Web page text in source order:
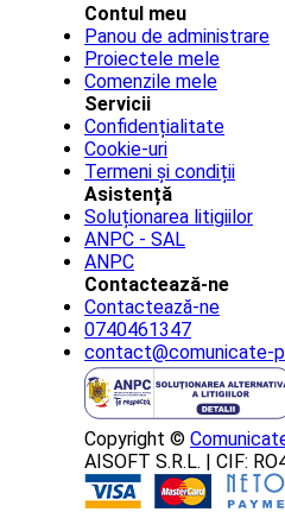
Contul meu
Panou de administrare
Proiectele mele
Comenzile mele
Servicii
Confidențialitate
Cookie-uri
Termeni și condiții
Asistență
Soluționarea litigiilor
ANPC - SAL
ANPC
Contactează-ne
Contactează-ne
0740461347
contact@comunicate-
Copyright ©
AISOFT S.R.L. | CIF: